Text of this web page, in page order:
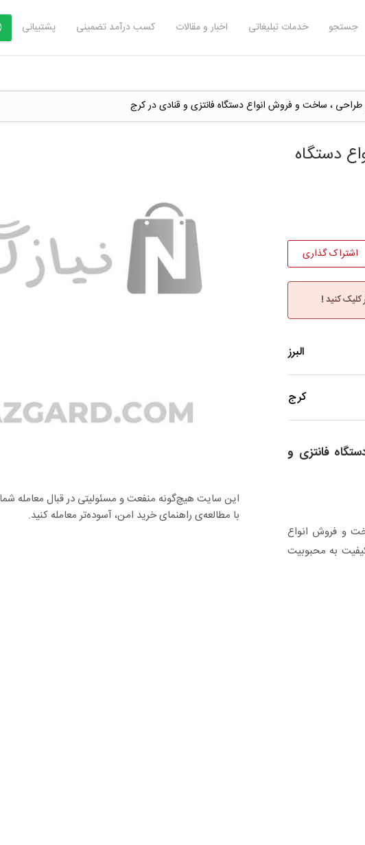
جستجو خدمات تبلیغاتی اخبار و مقالات کسب درآمد تضمینی پشتیبانی
، ساخت و فروش انواع دستگاه فانتزی و قنادی در کرج
دستگاه
اشتراک گذاری
کلیک کنید !
البرز
کرج
فانتزی و
و فروش انواع
به محبوبیت
این سایت هیچ‌گونه منفعت و مسئولیتی در قبال معامله شما
با مطالعه‌ی راهنمای خرید امن، آسوده‌تر معامله کنید.